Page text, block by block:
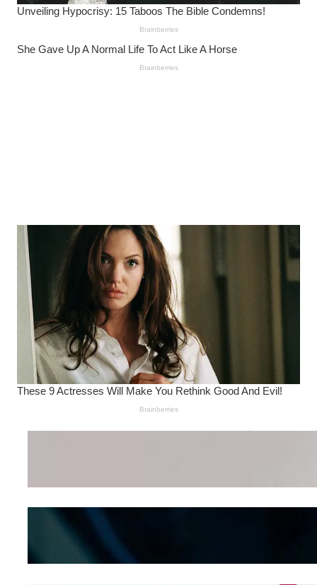
Wanita Pamer Pakaian
Kepribadian